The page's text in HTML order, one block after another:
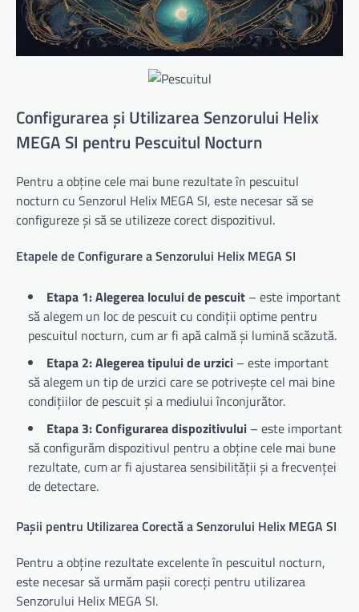
Configurarea și Utilizarea Senzorului Helix
MEGA SI pentru Pescuitul Nocturn
Pentru a obține cele mai bune rezultate în pescuitul
nocturn cu Senzorul Helix MEGA SI, este necesar să se
configureze și să se utilizeze corect dispozitivul.
Etapele de Configurare a Senzorului Helix MEGA SI
Etapa 1: Alegerea locului de pescuit – este important
să alegem un loc de pescuit cu condiții optime pentru
pescuitul nocturn, cum ar fi apă calmă și lumină scăzută.
Etapa 2: Alegerea tipului de urzici – este important
să alegem un tip de urzici care se potrivește cel mai bine
condițiilor de pescuit și a mediului înconjurător.
Etapa 3: Configurarea dispozitivului – este important
să configurăm dispozitivul pentru a obține cele mai bune
rezultate, cum ar fi ajustarea sensibilității și a frecvenței
de detectare.
Pașii pentru Utilizarea Corectă a Senzorului Helix MEGA SI
Pentru a obține rezultate excelente în pescuitul nocturn,
este necesar să urmăm pașii corecți pentru utilizarea
Senzorului Helix MEGA SI.